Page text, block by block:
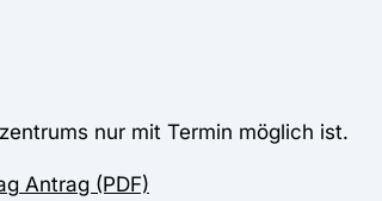
nur mit Termin möglich ist.
Antrag (PDF)